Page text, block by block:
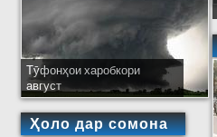
Тӯфонҳои харобкори
август
Ҳоло дар сомона